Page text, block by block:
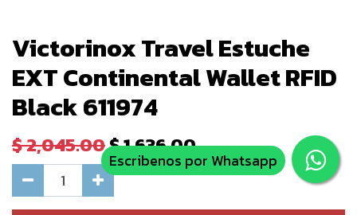
Victorinox Travel Estuche
EXT Continental Wallet RFID
Black 611974
$2,045.00$1,636.00
Escribenos por Whatsapp